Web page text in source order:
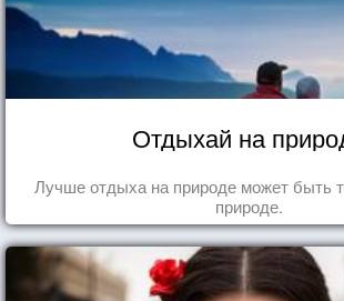
Отдыхай на
Лучше отдыха на природе может быть
природе.